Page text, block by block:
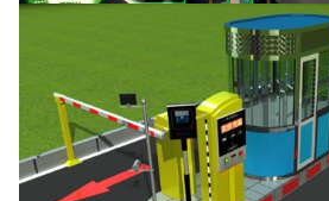
কৃত্রিম বুদ্ধিমত্তা কি
করতে?